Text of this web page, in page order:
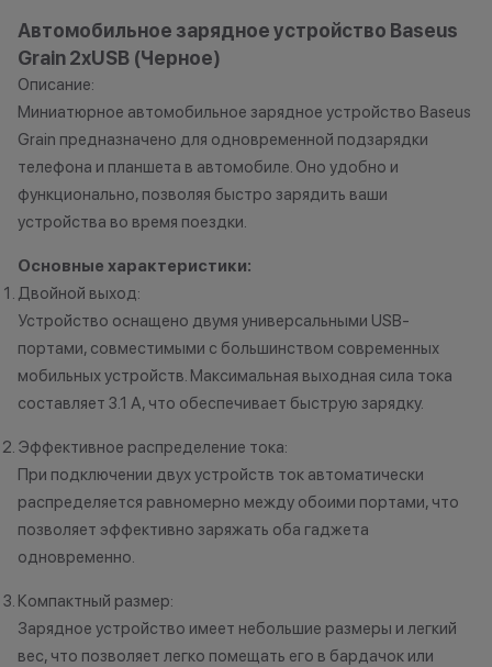
договора купли-продажи по
причинам (отсутствие товара,
нарушение правил акции, иные
обоснованные причины).
•Организатор (продавец) на свое
усмотрение имеет право
Напишите нам в
мессенджерах
характер.
договора
причинам
Автомобильное зарядное устройство Baseus
Grain 2xUSB (Черное)
Описание:
Миниатюрное автомобильное зарядное устройство Baseus
Grain предназначено для одновременной подзарядки
телефона и планшета в автомобиле. Оно удобно и
функционально, позволяя быстро зарядить ваши
устройства во время поездки.
Основные характеристики:
Двойной выход:
Устройство оснащено двумя универсальными USB-
портами, совместимыми с большинством современных
мобильных устройств. Максимальная выходная сила тока
составляет 3.1 А, что обеспечивает быструю зарядку.
Эффективное распределение тока:
При подключении двух устройств ток автоматически
распределяется равномерно между обоими портами, что
позволяет эффективно заряжать оба гаджета
одновременно.
Компактный размер:
Зарядное устройство имеет небольшие размеры и легкий
вес, что позволяет легко помещать его в бардачок или